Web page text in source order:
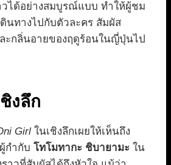
วได้อย่างสมบูรณ์แบบ ทำให้ผู้ชม
นทางไปกับตัวละคร สัมผัส
ะกลิ่นอายของฤดูร้อนในญี่ปุ่นไป
งลึก
Girl ในเชิงลึกเผยให้เห็นถึง
กำกับ โทโมทากะ ชิบายามะ ใน